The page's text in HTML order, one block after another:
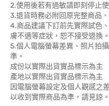
2.使用後若有過敏請即刻停止
3.退貨時務必附回原完整商品
4.商品建議下訂前先實際試色
膚不適等症狀，恕不接受退換。
5.個人電腦螢幕差異、照片拍
準。
成份以實際出貨實品標示為主
產地以實際出貨實品標示為主
因電腦螢幕設定及個人觀感之
以收到實際商品為準，請見諒。